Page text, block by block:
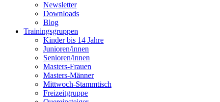
Newsletter
Downloads
Blog
Trainingsgruppen
Kinder bis 14 Jahre
Junioren/innen
Senioren/innen
Masters-Frauen
Masters-Männer
Mittwoch-Stammtisch
Freizeitgruppe